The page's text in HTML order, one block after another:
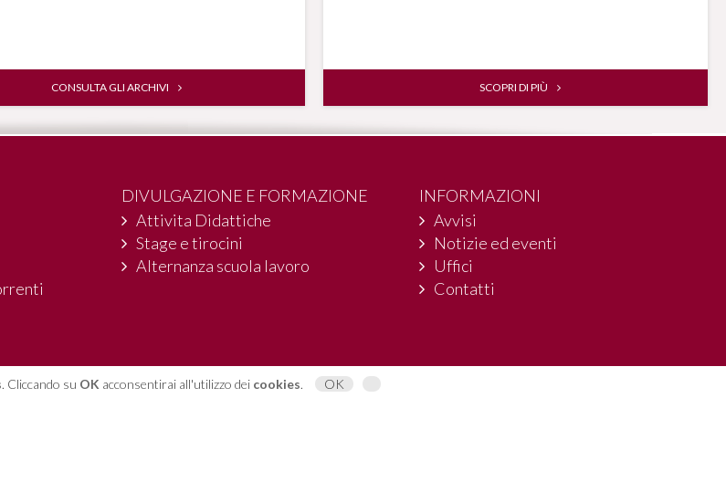
CONSULTA GLI ARCHIVI SCOPRI DI PIÙ
DIVULGAZIONE E FORMAZIONE
Attivita Didattiche
Stage e tirocini
Alternanza scuola lavoro
INFORMAZIONI
Avvisi
Notizie ed eventi
Uffici
Contatti
. Cliccando su OK acconsentirai all'utilizzo dei cookies. OK